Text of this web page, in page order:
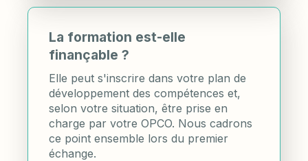
La formation est-elle
finançable ?
Elle peut s'inscrire dans votre plan de
développement des compétences et,
selon votre situation, être prise en
charge par votre OPCO. Nous cadrons
ce point ensemble lors du premier
échange.